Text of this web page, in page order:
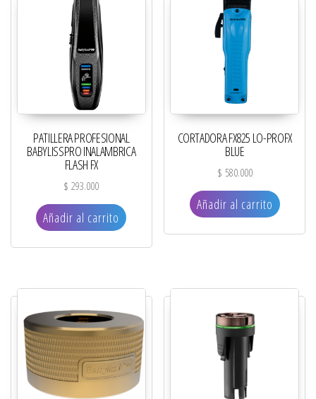
PATILLERA PROFESIONAL
BABYLISSPRO INALAMBRICA
FLASH FX
$ 293.000
Añadir al carrito
CORTADORA FX825 LO-PROFX
BLUE
$ 580.000
Añadir al carrito